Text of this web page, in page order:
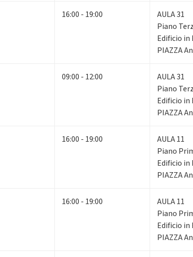
16:00 - 19:00
AULA 31
Piano
Edificio in
PIAZZA
09:00 - 12:00
AULA 31
Piano
Edificio in
PIAZZA
16:00 - 19:00
AULA 11
Piano
Edificio in
PIAZZA
16:00 - 19:00
AULA 11
Piano
Edificio in
PIAZZA